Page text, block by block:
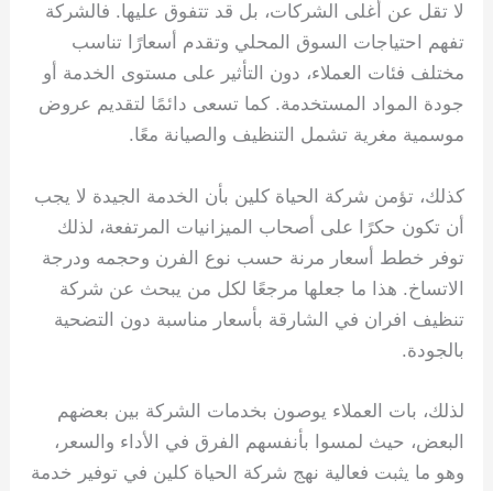
لا تقل عن أغلى الشركات، بل قد تتفوق عليها. فالشركة
تفهم احتياجات السوق المحلي وتقدم أسعارًا تناسب
مختلف فئات العملاء، دون التأثير على مستوى الخدمة أو
جودة المواد المستخدمة. كما تسعى دائمًا لتقديم عروض
موسمية مغرية تشمل التنظيف والصيانة معًا.
كذلك، تؤمن شركة الحياة كلين بأن الخدمة الجيدة لا يجب
أن تكون حكرًا على أصحاب الميزانيات المرتفعة، لذلك
توفر خطط أسعار مرنة حسب نوع الفرن وحجمه ودرجة
الاتساخ. هذا ما جعلها مرجعًا لكل من يبحث عن شركة
تنظيف افران في الشارقة بأسعار مناسبة دون التضحية
بالجودة.
لذلك، بات العملاء يوصون بخدمات الشركة بين بعضهم
البعض، حيث لمسوا بأنفسهم الفرق في الأداء والسعر،
وهو ما يثبت فعالية نهج شركة الحياة كلين في توفير خدمة